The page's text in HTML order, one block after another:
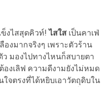
งไสสุดคิวท์!ไสใส เป็นคาเฟ่
งมากจริงๆ เพราะตัวร้าน
มองไปทางไหนก็สบายตา
งเลิฟ ความดีงามยังไม่หมด
จตรงที่ได้หยิบเอาวัตถุดิบใน